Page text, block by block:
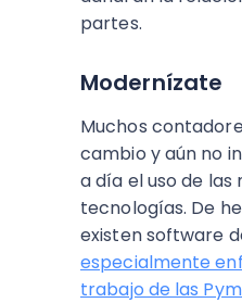
partes.
Modernízate
Muchos
cambio y aún no
a día el uso de las
tecnologías. De
existen software
especialmente
trabajo de las